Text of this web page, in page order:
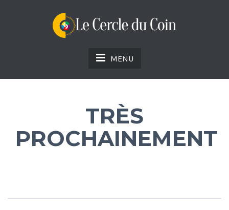
MENU
TRÈS
PROCHAINEMENT